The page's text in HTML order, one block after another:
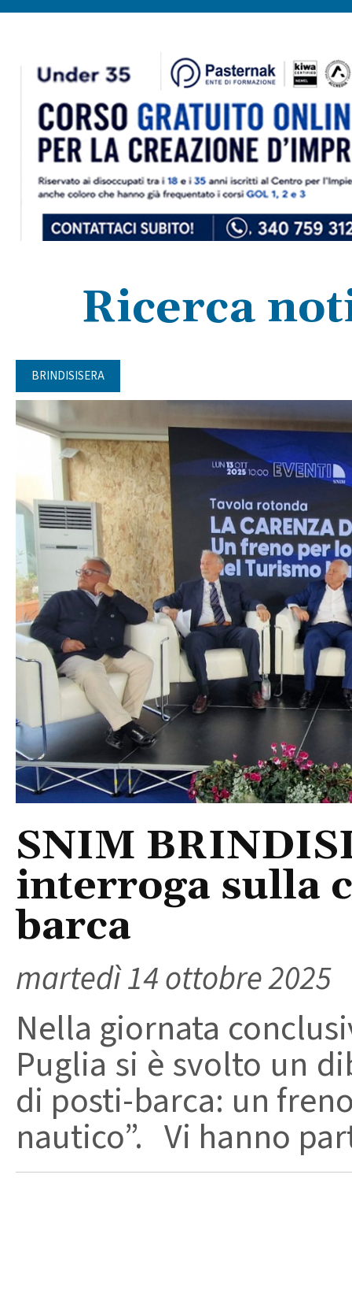
Ricerca
BRINDISISERA
SNIM
interroga sulla
barca
martedì 14 ottobre 2025
Nella giornata
Puglia si è svolto un
di posti-barca: un
nautico”. Vi hanno